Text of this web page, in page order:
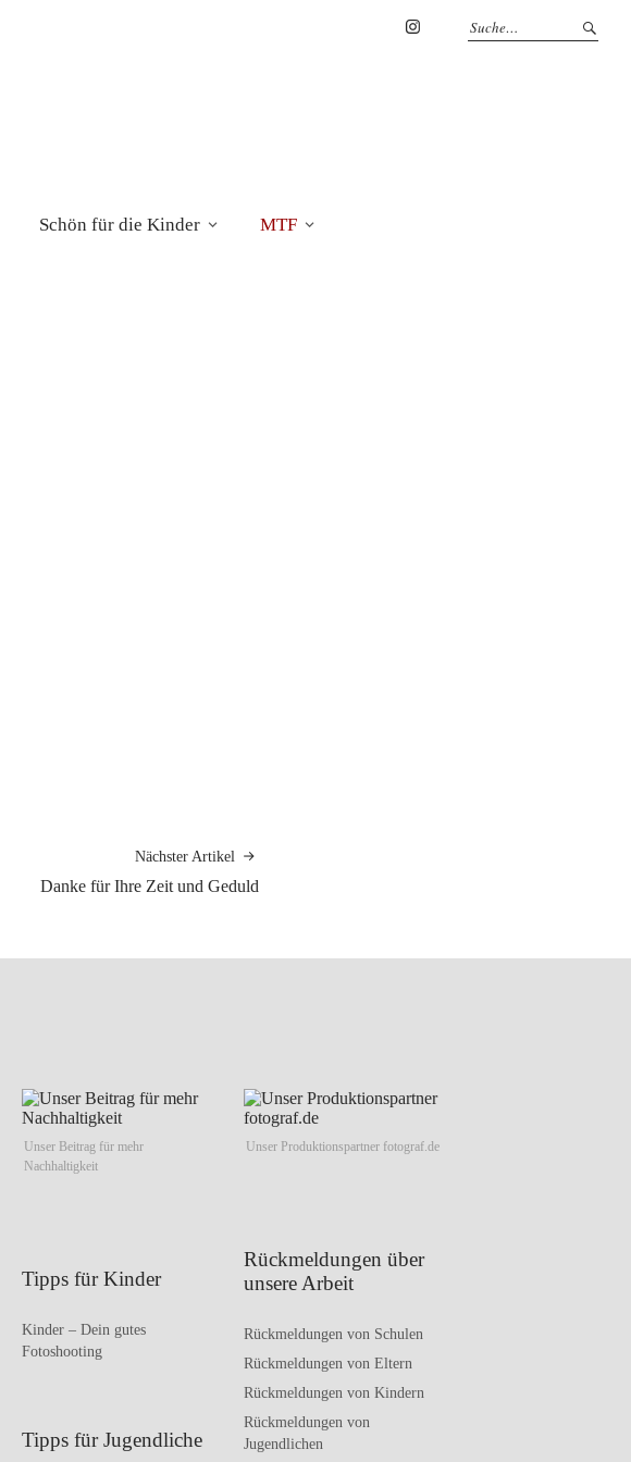
Schön für die Kinder MTF
Nächster Artikel
Danke für Ihre Zeit und Geduld
Unser Beitrag für mehr
Nachhaltigkeit
Tipps für Kinder
Kinder – Dein gutes
Fotoshooting
Tipps für Jugendliche
Unser Produktionspartner fotograf.de
Rückmeldungen über
unsere Arbeit
Rückmeldungen von Schulen
Rückmeldungen von Eltern
Rückmeldungen von Kindern
Rückmeldungen von
Jugendlichen